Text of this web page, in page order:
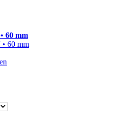
60 mm